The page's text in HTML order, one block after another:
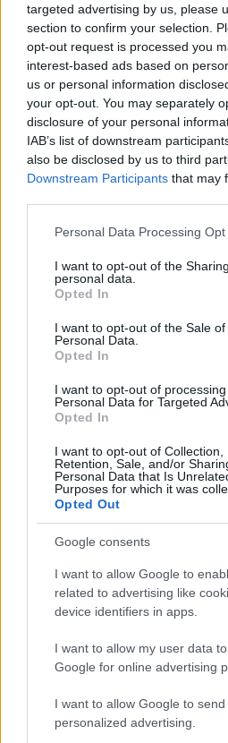
targeted advertising by us, please
section to confirm your selection.
opt-out request is processed you
interest-based ads based on
us or personal information
your opt-out. You may separately
disclosure of your personal
IAB’s list of downstream
also be disclosed by us to third
Downstream Participants that may
Please note that this website/app
not limited to your visit or usage
grant or deny consent to Google
use your data for below specified
consent section.
Personal Data Processing
I want to opt-out of the
personal data.
Opted In
I want to opt-out of the Sale of
Personal Data.
Opted In
I want to opt-out of
Personal Data for Targeted
Opted In
I want to opt-out of Collection,
Retention, Sale, and/or
Personal Data that Is
Purposes for which it was
Opted Out
Google consents
I want to allow Google to
related to advertising like
device identifiers in apps.
I want to allow my user data
Google for online advertising
I want to allow Google to send
personalized advertising.
Continua a leggere
SALUTE
Allergia al veleno di
sintomi e prevenire le reazioni
Camilla Fiore · 7 Ago 2026
LIFESTYLE